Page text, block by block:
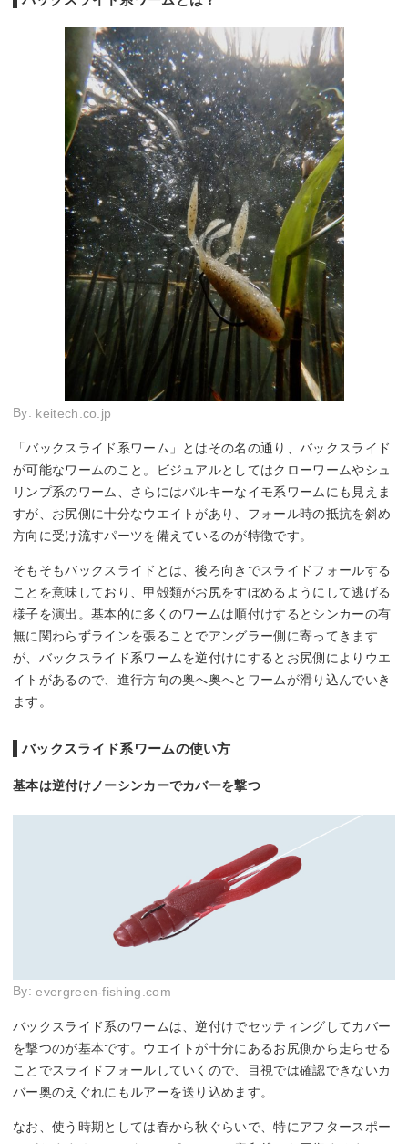
By: keitech.co.jp
「バックスライド系ワーム」とはその名の通り、バックスライド
が可能なワームのこと。ビジュアルとしてはクローワームやシュ
リンプ系のワーム、さらにはバルキーなイモ系ワームにも見えま
すが、お尻側に十分なウエイトがあり、フォール時の抵抗を斜め
方向に受け流すパーツを備えているのが特徴です。
そもそもバックスライドとは、後ろ向きでスライドフォールする
ことを意味しており、甲殻類がお尻をすぼめるようにして逃げる
様子を演出。基本的に多くのワームは順付けするとシンカーの有
無に関わらずラインを張ることでアングラー側に寄ってきます
が、バックスライド系ワームを逆付けにするとお尻側によりウエ
イトがあるので、進行方向の奥へ奥へとワームが滑り込んでいき
ます。
バックスライド系ワームの使い方
基本は逆付けノーシンカーでカバーを撃つ
By:evergreen-fishing.com
バックスライド系のワームは、逆付けでセッティングしてカバー
を撃つのが基本です。ウエイトが十分にあるお尻側から走らせる
ことでスライドフォールしていくので、目視では確認できないカ
バー奥のえぐれにもルアーを送り込めます。
なお、使う時期としては春から秋ぐらいで、特にアフタースポー